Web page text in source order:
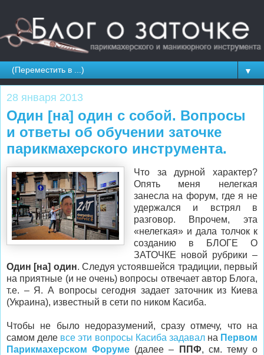
▼
28 января 2013
Один [на] один с собой. Вопросы
и ответы об обучении заточке
парикмахерского инструмента.
Что за дурной характер?
Опять меня нелегкая
занесла на форум, где я не
удержался и встрял в
разговор. Впрочем, эта
«нелегкая» и дала толчок к
созданию в БЛОГЕ О
ЗАТОЧКЕ новой рубрики –
Один [на] один. Следуя устоявшейся традиции, первый
на приятные (и не очень) вопросы отвечает автор Блога,
т.е. – Я. А вопросы сегодня задает заточник из Киева
(Украина), известный в сети по ником Касиба.
Чтобы не было недоразумений, сразу отмечу, что на
самом деле все эти вопросы Касиба задавална Первом
Парикмахерском Форуме (далее – ППФ, см. тему о